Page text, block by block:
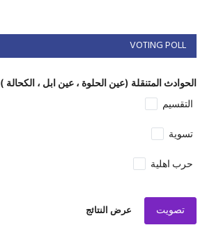
VOTING POLL
الحوادث المتنقلة (عين الحلوة ، عين ابل ، الكحالة
التقسيم
تسوية
حرب اهلية
تصويت عرض النتائج